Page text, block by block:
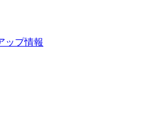
ップ情報